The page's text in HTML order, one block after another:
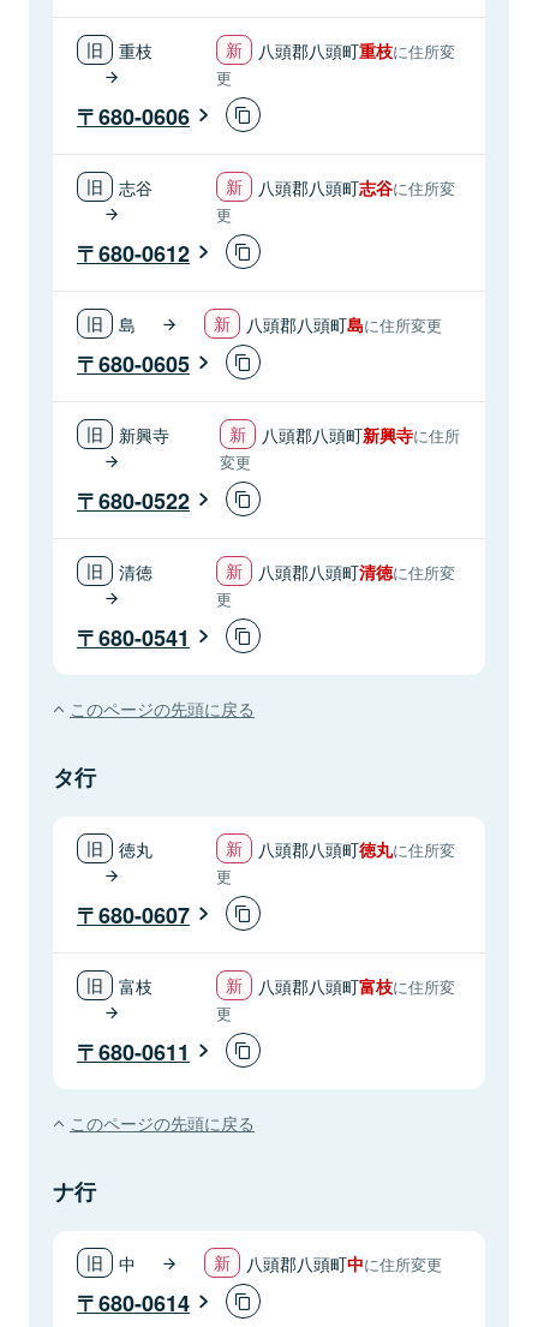
重枝 八頭郡八頭町重枝に住所変
更
680-0606
志谷 八頭郡八頭町志谷に住所変
更
680-0612
島 八頭郡八頭町島に住所変更
680-0605
新興寺 八頭郡八頭町新興寺に住所
変更
680-0522
清徳 八頭郡八頭町清徳に住所変
更
680-0541
このページの先頭に戻る
タ行
徳丸 八頭郡八頭町徳丸に住所変
更
680-0607
富枝 八頭郡八頭町富枝に住所変
更
680-0611
このページの先頭に戻る
ナ行
中 八頭郡八頭町中に住所変更
680-0614